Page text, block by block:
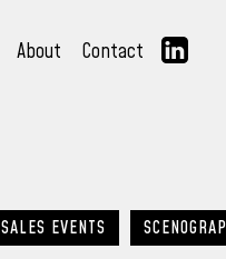
About Contact
SALES EVENTS